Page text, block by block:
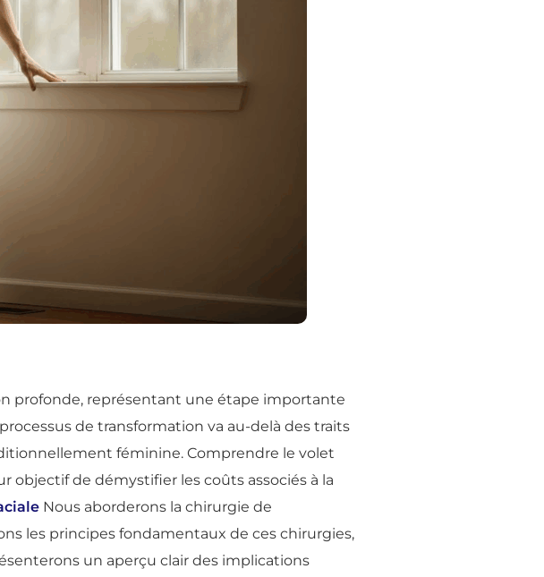
profonde, représentant une étape importante
de transformation va au-delà des traits
féminine. Comprendre le volet
objectif de démystifier les coûts associés à la
Nous aborderons la chirurgie de
les principes fondamentaux de ces chirurgies,
un aperçu clair des implications